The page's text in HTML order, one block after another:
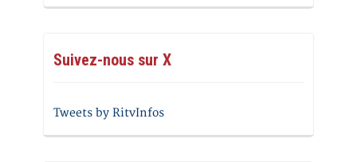
Suivez-nous sur X
Tweets by RitvInfos